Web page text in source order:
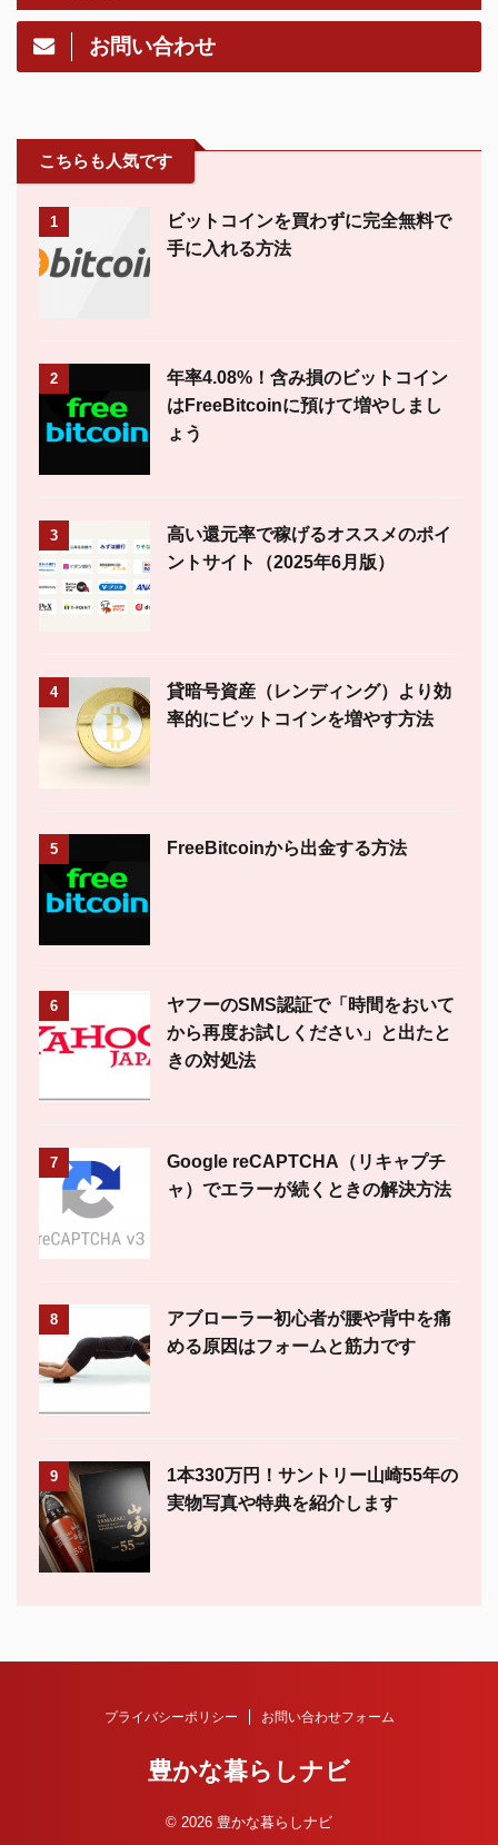
お問い合わせ
こちらも人気です
1
ビットコインを買わずに完全無料で
手に入れる方法
2
年率4.08%！含み損のビットコイン
はFreeBitcoinに預けて増やしまし
ょう
3
高い還元率で稼げるオススメのポイ
ントサイト（2025年6月版）
4
貸暗号資産（レンディング）より効
率的にビットコインを増やす方法
5 FreeBitcoinから出金する方法
6
ヤフーのSMS認証で「時間をおいて
から再度お試しください」と出たと
きの対処法
7
Google reCAPTCHA（リキャプチ
ャ）でエラーが続くときの解決方法
8
アブローラー初心者が腰や背中を痛
める原因はフォームと筋力です
9
1本330万円！サントリー山崎55年の
実物写真や特典を紹介します
プライバシーポリシー お問い合わせフォーム
豊かな暮らしナビ
© 2026 豊かな暮らしナビ